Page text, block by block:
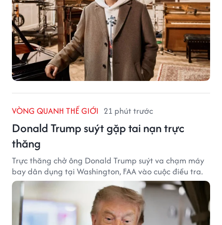
VÒNG QUANH THẾ GIỚI 21 phút trước
Donald Trump suýt gặp tai nạn trực
thăng
Trực thăng chở ông Donald Trump suýt va chạm máy
bay dân dụng tại Washington, FAA vào cuộc điều tra.